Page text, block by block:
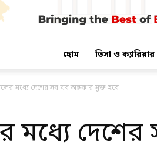
হোম ভিসা ও ক্যারিয়ার
মধ্যে দেশের সব ঘর অন্ধকার মুক্ত হবে
মধ্যে